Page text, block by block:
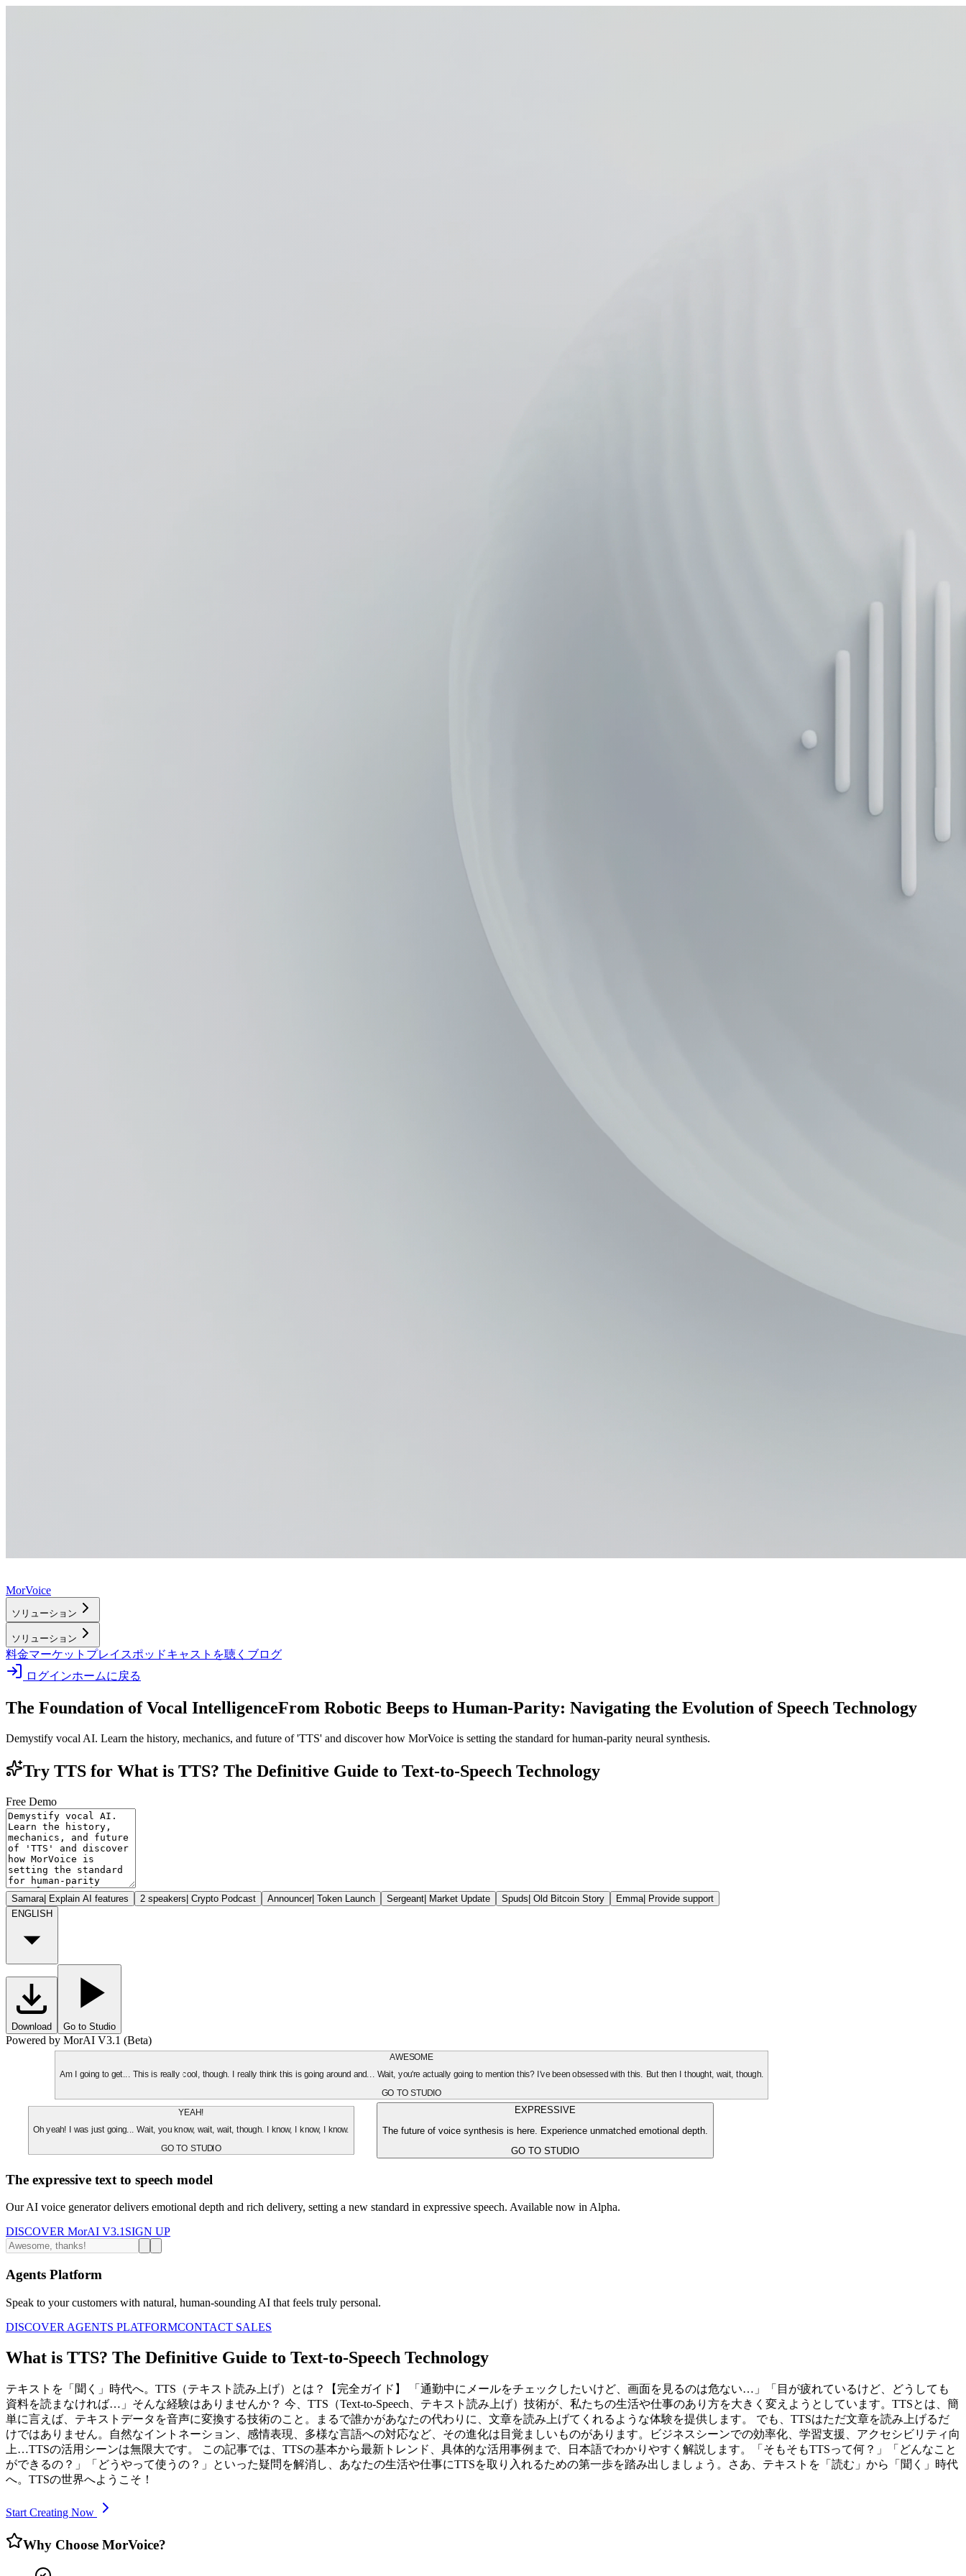
MorVoice
ソリューション
ソリューション
料金マーケットプレイスポッドキャストを聴く ブログ
ログインホームに戻る
The Foundation of Vocal IntelligenceFrom Robotic Beeps to Human-Parity: Navigating the Evolution of Speech Technology
Demystify vocal AI. Learn the history, mechanics, and future of 'TTS' and discover how MorVoice is setting the standard for human-parity neural synthesis.
Try TTS for What is TTS? The Definitive Guide to Text-to-Speech Technology
Free Demo
Samara| Explain AI features 2 speakers| Crypto Podcast Announcer| Token Launch Sergeant| Market Update Spuds| Old Bitcoin Story Emma| Provide support
ENGLISH
Download Go to Studio
Powered by MorAI V3.1 (Beta)
AWESOME
Am I going to get... This is really cool, though. I really think this is going around and... Wait, you're actually going to mention this? I've been obsessed with this. But then I thought, wait, though.
GO TO STUDIO
YEAH!
Oh yeah! I was just going... Wait, you know, wait, wait, though. I know, I know, I know.
GO TO STUDIO
EXPRESSIVE
The future of voice synthesis is here. Experience unmatched emotional depth.
GO TO STUDIO
The expressive text to speech model
Our AI voice generator delivers emotional depth and rich delivery, setting a new standard in expressive speech. Available now in Alpha.
DISCOVER MorAI V3.1 SIGN UP
Agents Platform
Speak to your customers with natural, human-sounding AI that feels truly personal.
DISCOVER AGENTS PLATFORMCONTACT SALES
What is TTS? The Definitive Guide to Text-to-Speech Technology
テキストを「聞く」時代へ。TTS（テキスト読み上げ）とは？【完全ガイド】 「通勤中にメールをチェックしたいけど、画面を見るのは危ない…」「目が疲れているけど、どうしても
資料を読まなければ…」そんな経験はありませんか？ 今、TTS（Text-to-Speech、テキスト読み上げ）技術が、私たちの生活や仕事のあり方を大きく変えようとしています。TTSとは、簡
単に言えば、テキストデータを音声に変換する技術のこと。まるで誰かがあなたの代わりに、文章を読み上げてくれるような体験を提供します。 でも、TTSはただ文章を読み上げるだ
けではありません。自然なイントネーション、感情表現、多様な言語への対応など、その進化は目覚ましいものがあります。ビジネスシーンでの効率化、学習支援、アクセシビリティ向
上…TTSの活用シーンは無限大です。 この記事では、TTSの基本から最新トレンド、具体的な活用事例まで、日本語でわかりやすく解説します。「そもそもTTSって何？」「どんなこと
ができるの？」「どうやって使うの？」といった疑問を解消し、あなたの生活や仕事にTTSを取り入れるための第一歩を踏み出しましょう。さあ、テキストを「読む」から「聞く」時代
へ。TTSの世界へようこそ！
Start Creating Now
Why Choose MorVoice?